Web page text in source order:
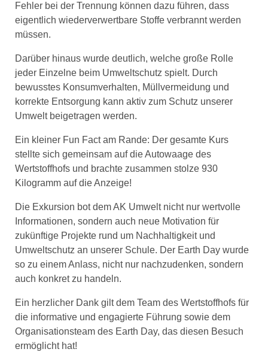
Fehler bei der Trennung können dazu führen, dass
eigentlich wiederverwertbare Stoffe verbrannt werden
müssen.
Darüber hinaus wurde deutlich, welche große Rolle
jeder Einzelne beim Umweltschutz spielt. Durch
bewusstes Konsumverhalten, Müllvermeidung und
korrekte Entsorgung kann aktiv zum Schutz unserer
Umwelt beigetragen werden.
Ein kleiner Fun Fact am Rande: Der gesamte Kurs
stellte sich gemeinsam auf die Autowaage des
Wertstoffhofs und brachte zusammen stolze 930
Kilogramm auf die Anzeige!
Die Exkursion bot dem AK Umwelt nicht nur wertvolle
Informationen, sondern auch neue Motivation für
zukünftige Projekte rund um Nachhaltigkeit und
Umweltschutz an unserer Schule. Der Earth Day wurde
so zu einem Anlass, nicht nur nachzudenken, sondern
auch konkret zu handeln.
Ein herzlicher Dank gilt dem Team des Wertstoffhofs für
die informative und engagierte Führung sowie dem
Organisationsteam des Earth Day, das diesen Besuch
ermöglicht hat!